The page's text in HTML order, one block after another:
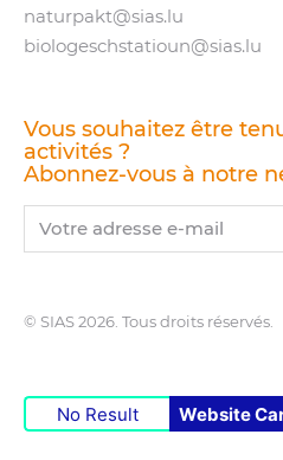
naturpakt@​sias.​lu
biologeschstatioun@​sias.​lu
Vous souhaitez être
activités ?
Abonnez-vous à notre
Votre adresse e-mail
© SIAS 2026. Tous droits réservés.
No Result Website